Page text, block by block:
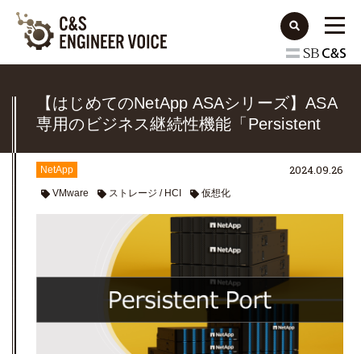
【はじめてのNetApp ASAシリーズ】ASA
専用のビジネス継続性機能「Persistent
NetApp
VMware ストレージ / HCI 仮想化
2024.09.26